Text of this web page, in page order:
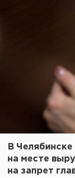
В
на месте
на запрет